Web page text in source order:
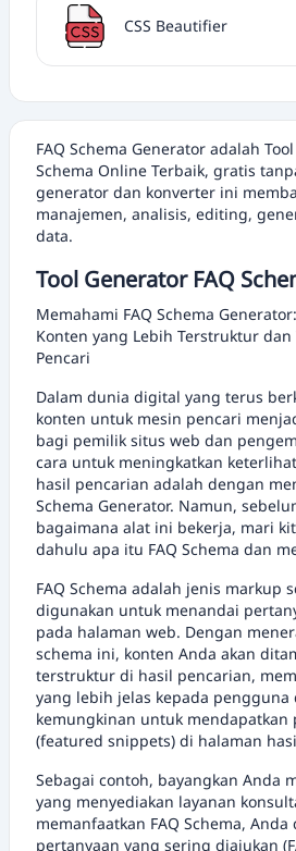
CSS Beautifier
FAQ Schema Generator adalah
Schema Online Terbaik, gratis
generator dan konverter ini
manajemen, analisis, editing,
data.
Tool Generator FAQ
Memahami FAQ Schema
Konten yang Lebih Terstruktur
Pencari
Dalam dunia digital yang terus
konten untuk mesin pencari
bagi pemilik situs web dan
cara untuk meningkatkan
hasil pencarian adalah dengan
Schema Generator. Namun,
bagaimana alat ini bekerja, mari
dahulu apa itu FAQ Schema dan
FAQ Schema adalah jenis markup
digunakan untuk menandai
pada halaman web. Dengan
schema ini, konten Anda akan
terstruktur di hasil pencarian,
yang lebih jelas kepada pengguna
kemungkinan untuk mendapatkan
(featured snippets) di halaman
Sebagai contoh, bayangkan Anda
yang menyediakan layanan
memanfaatkan FAQ Schema,
pertanyaan yang sering diajukan